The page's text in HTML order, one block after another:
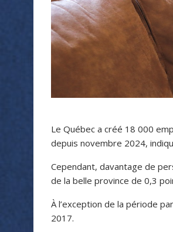
Le Québec a créé 18 000
depuis novembre 2024,
Cependant, davantage de
de la belle province de 0,3
À l’exception de la période
2017.